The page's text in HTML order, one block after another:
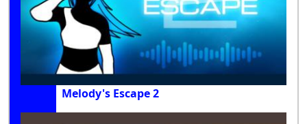
Melody's Escape 2